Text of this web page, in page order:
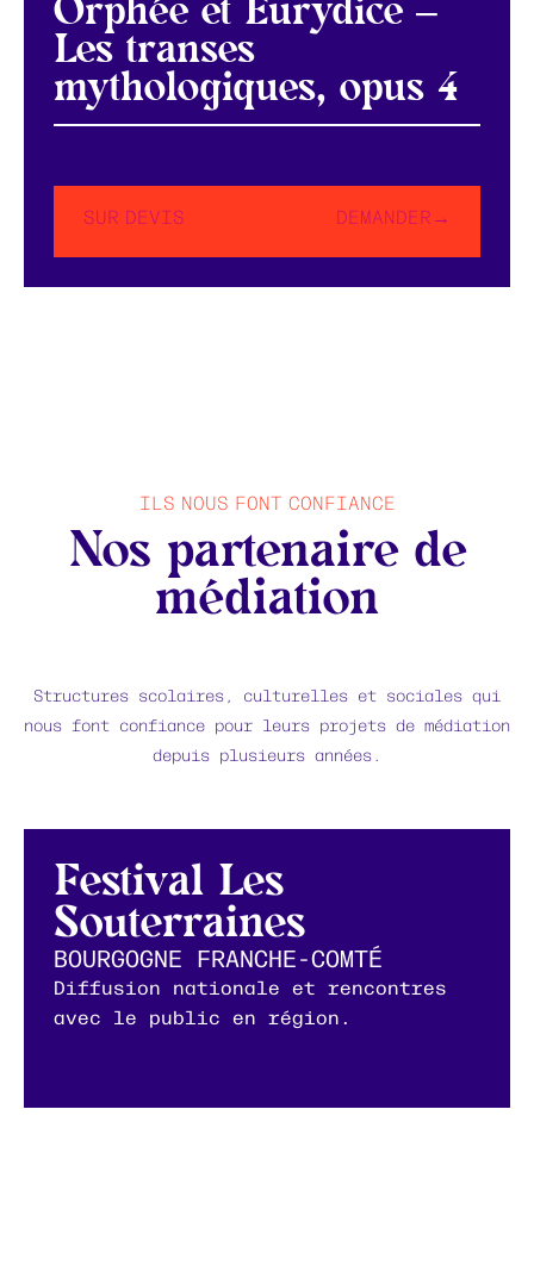
Orphée et Eurydice –
Les transes
mythologiques, opus 4
SUR DEVIS DEMANDER→
ILS NOUS FONT CONFIANCE
Nos partenaire de
médiation
Structures scolaires, culturelles et sociales qui
nous font confiance pour leurs projets de médiation
depuis plusieurs années.
Festival Les
Souterraines
BOURGOGNE FRANCHE-COMTÉ
Diffusion nationale et rencontres
avec le public en région.